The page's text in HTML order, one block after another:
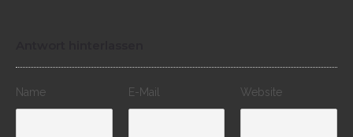
Name E-Mail Website